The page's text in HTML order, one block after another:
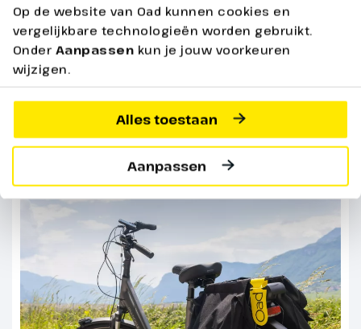
Op de website van Oad kunnen cookies en
vergelijkbare technologieën worden gebruikt.
Onder Aanpassen kun je jouw voorkeuren
wijzigen.
Alles toestaan
Aanpassen
Zuidhorn - Groningen
54 km
Praktische Informatie
Bekijk hieronder alle praktische informatie over
jouw reis
De volledige reis